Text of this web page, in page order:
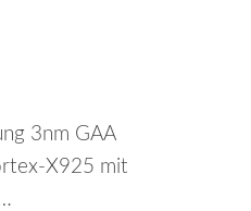
3nm GAA
X925 mit